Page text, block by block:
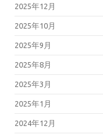
2025年12月
2025年10月
2025年9月
2025年8月
2025年3月
2025年1月
2024年12月